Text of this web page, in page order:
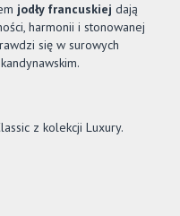
jodły francuskiej dają
harmonii i stonowanej
się w surowych
z kolekcji Luxury.